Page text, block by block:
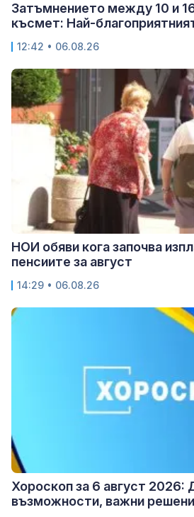
Затъмнението между 10 и
късмет: Най-
12:42 • 06.08.26
НОИ обяви кога започва
пенсиите за август
14:29 • 06.08.26
Хороскоп за 6 август 2026:
възможности, важни